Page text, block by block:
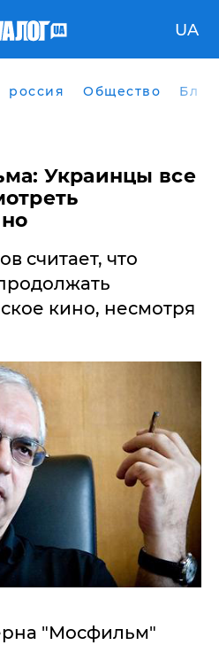
UA
россия Общество
Украинцы все
считает, что
кино, несмотря
"Мосфильм"